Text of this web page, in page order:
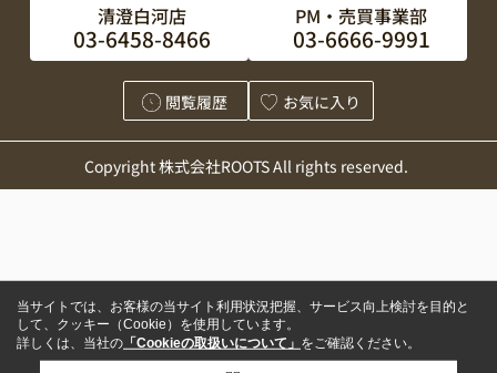
清澄白河店
03-6458-8466
PM・売買事業部
03-6666-9991
閲覧履歴 お気に入り
Copyright 株式会社ROOTS All rights reserved.
当サイトでは、お客様の当サイト利用状況把握、サービス向上検討を目的と
して、クッキー（Cookie）を使用しています。
詳しくは、当社の 「Cookieの取扱いについて」 をご確認ください。